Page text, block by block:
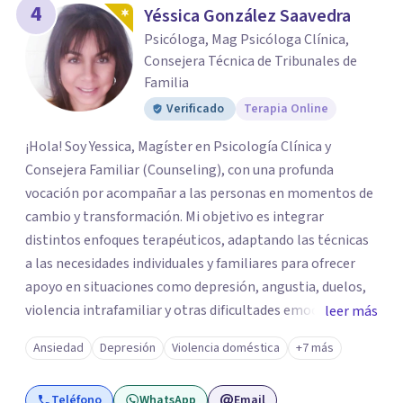
4 Yéssica González Saavedra
Psicóloga, Mag Psicóloga Clínica,
Consejera Técnica de Tribunales de
Familia
Verificado Terapia Online
¡Hola! Soy Yessica, Magíster en Psicología Clínica y
Consejera Familiar (Counseling), con una profunda
vocación por acompañar a las personas en momentos de
cambio y transformación. Mi objetivo es integrar
distintos enfoques terapéuticos, adaptando las técnicas
a las necesidades individuales y familiares para ofrecer
apoyo en situaciones como depresión, angustia, duelos,
violencia intrafamiliar y otras dificultades emocionales,
tanto a nivel individual, de pareja o familiar. Cuento con
más de 10 años de experiencia profesional en consulta
privada y en diversas instituciones de salud mental,
leer más
Ansiedad Depresión Violencia doméstica +7 más